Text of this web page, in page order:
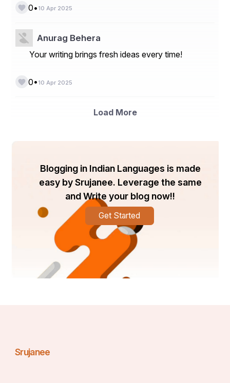
ଶକ୍ତି ମାଙ୍କୁ ଭଜିବା ଆତ୍ମବଳ ଆଣିବା ହାତରୁ।
      ହନୁମାନ ନଗର ଆସ୍କା ରୋଡ଼
0• 10 Apr 2025
Anurag Behera
Your writing brings fresh ideas every time!
0• 10 Apr 2025
Load More
Blogging in Indian Languages is made
easy by Srujanee. Leverage the same
and Write your blog now!!
Get Started
Srujanee